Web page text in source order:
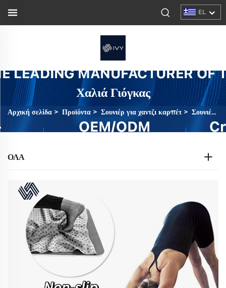
EL
Χαλιά Γιόγκας
Αρχική σελίδα > Προϊόντα > Σουνιέρ για χαντζι καρπέτ> Σουνιέρ για χαντζι καρπέτ
ΌΛΑ